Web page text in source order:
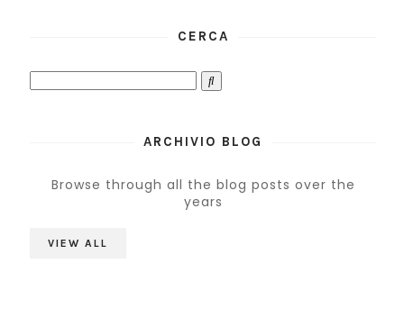
CERCA
ARCHIVIO BLOG
Browse through all the blog posts over the
years
VIEW ALL